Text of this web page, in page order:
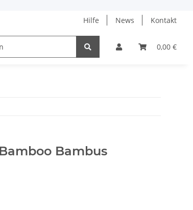
Hilfe
News Kontakt
0,00 €
% Tanja Steinbach
Bambus